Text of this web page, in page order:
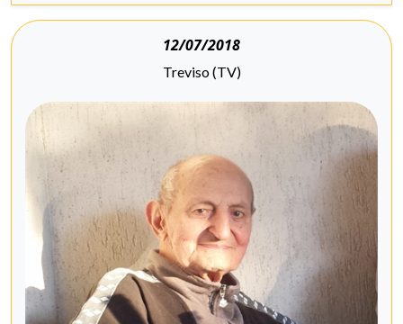
12/07/2018
Treviso (TV)